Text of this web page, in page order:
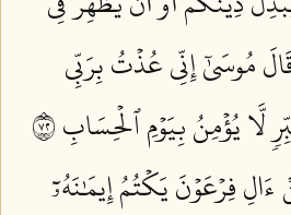
مُوسَىٰٓ إِنِّي عُذۡتُ بِرَبِّي
يُؤۡمِنُ بِيَوۡمِ ٱلۡحِسَابِ ٢٧
فِرۡعَوۡنَ يَكۡتُمُ إِيمَٰنَهُۥٓ